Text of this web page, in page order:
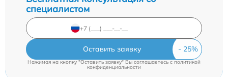
специалистом
Оставить заявку
Нажимая на кнопку "Оставить заявку" Вы соглашаетесь c политикой
конфиденциальности